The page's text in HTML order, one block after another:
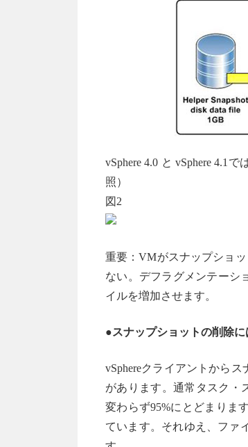
vSphere 4.0 と vSphere 4.1
照）
図2
重要：VMがスナップショ
ない。デフラグメンテーシ
イルを増加させます。
●スナップショットの削除
vSphereクライアントから
があります。通常タスク・
変わらず95%にとどまりま
ています。それゆえ、ファ